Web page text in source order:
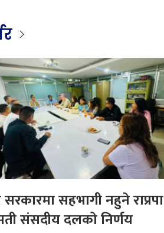
सरकारमा सहभागी नहुने राप्रपा
संसदीय दलको निर्णय